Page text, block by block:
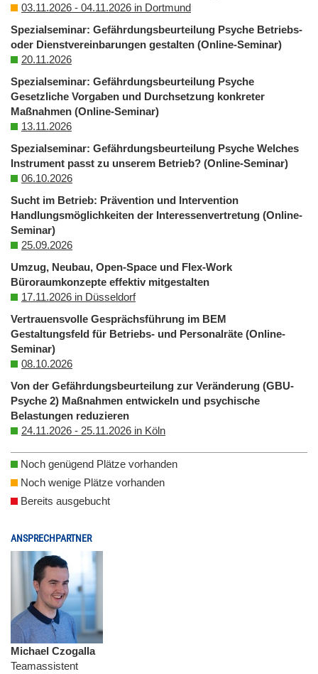
03.11.2026 - 04.11.2026 in Dortmund
Spezialseminar: Gefährdungsbeurteilung Psyche Betriebs-
oder Dienstvereinbarungen gestalten (Online-Seminar)
20.11.2026
Spezialseminar: Gefährdungsbeurteilung Psyche
Gesetzliche Vorgaben und Durchsetzung konkreter
Maßnahmen (Online-Seminar)
13.11.2026
Spezialseminar: Gefährdungsbeurteilung Psyche Welches
Instrument passt zu unserem Betrieb? (Online-Seminar)
06.10.2026
Sucht im Betrieb: Prävention und Intervention
Handlungsmöglichkeiten der Interessenvertretung (Online-
Seminar)
25.09.2026
Umzug, Neubau, Open-Space und Flex-Work
Büroraumkonzepte effektiv mitgestalten
17.11.2026 in Düsseldorf
Vertrauensvolle Gesprächsführung im BEM
Gestaltungsfeld für Betriebs- und Personalräte (Online-
Seminar)
08.10.2026
Von der Gefährdungsbeurteilung zur Veränderung (GBU-
Psyche 2) Maßnahmen entwickeln und psychische
Belastungen reduzieren
24.11.2026 - 25.11.2026 in Köln
Noch genügend Plätze vorhanden
Noch wenige Plätze vorhanden
Bereits ausgebucht
ANSPRECHPARTNER
Michael Czogalla
Teamassistent